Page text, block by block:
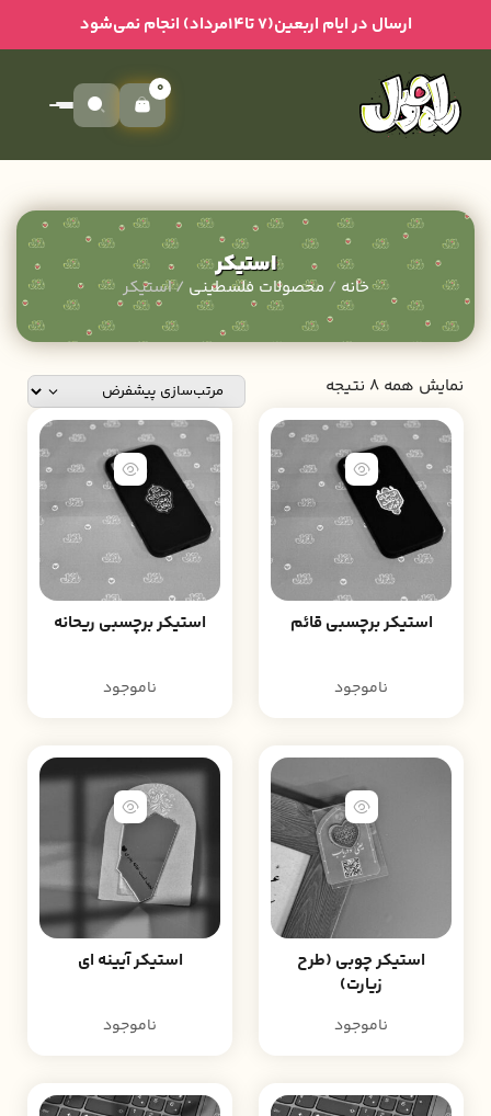
ارسال در ایام اربعین(۷ تا۱۴مرداد) انجام نمی‌شود
0
استیکر
خانه / محصولات فلسطینی / استیکر
نمایش همه 8 نتیجه
استیکر برچسبی قائم
ناموجود
استیکر برچسبی ریحانه
ناموجود
استیکر چوبی (طرح
زیارت)
ناموجود
استیکر آیینه ای
ناموجود